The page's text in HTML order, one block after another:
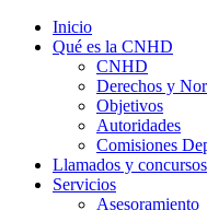
Inicio
Qué es la CNHD
CNHD
Derechos y
Objetivos
Autoridades
Comisiones
Llamados y concursos
Servicios
Asesoramiento